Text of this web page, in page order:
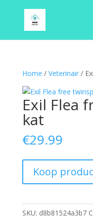
Home / Veterinair/
Exil Flea
kat
€29.99
Koop
SKU: d8b81524a3b7